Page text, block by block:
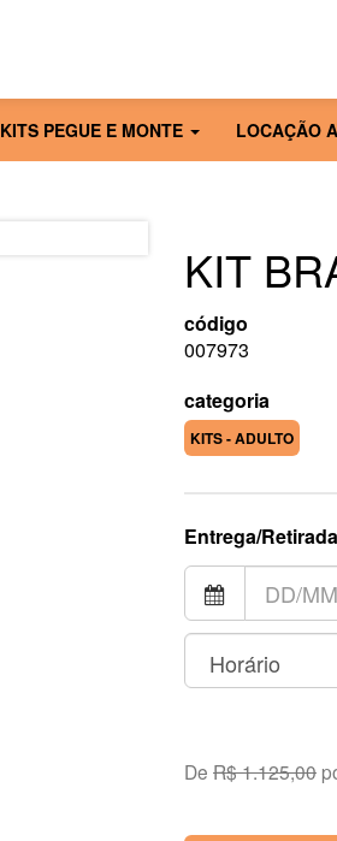
KITS PEGUE E MONTE LOCAÇÃO
KIT
código
007973
categoria
KITS - ADULTO
Entrega/Retirada
De R$ 1.125,00